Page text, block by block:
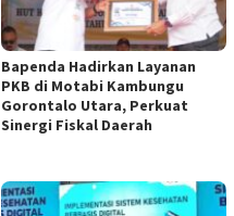
Bapenda Hadirkan Layanan
PKB di Motabi Kambungu
Gorontalo Utara, Perkuat
Sinergi Fiskal Daerah